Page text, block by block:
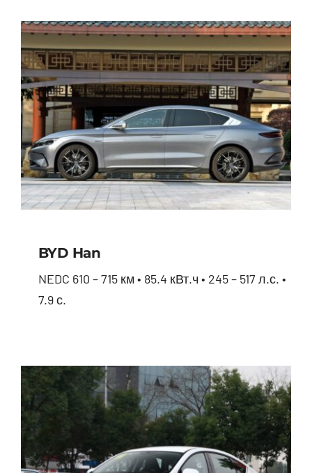
BYD Han
NEDC 610 – 715 км • 85.4 кВт.ч • 245 – 517 л.с. •
7.9 с.